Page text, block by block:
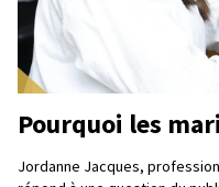
Pourquoi les
Jordanne Jacques,